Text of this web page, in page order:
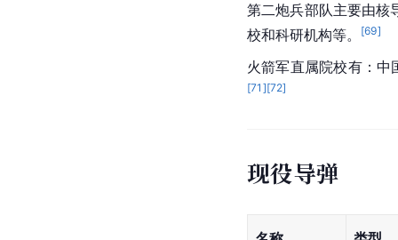
第二炮兵部队主要由核
校和科研机构等。
[69]
火箭军直属院校有：中
[71 ][72]
现役导弹